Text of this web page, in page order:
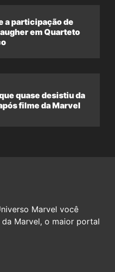
a participação de
em Quarteto
quase desistiu da
filme da Marvel
Marvel você
Marvel, o maior portal